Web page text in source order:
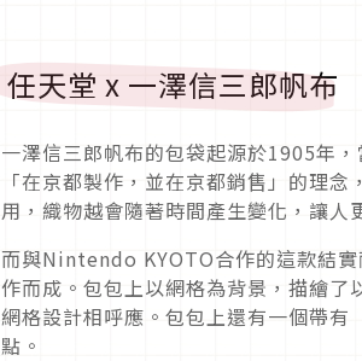
任天堂 x 一澤信三郎帆布
一澤信三郎帆布的包袋起源於1905年
「在京都製作，並在京都銷售」的理
用，織物越會隨著時間產生變化，讓人
而與Nintendo KYOTO合作的這款結
作而成。包包上以網格為背景，描繪
網格設計相呼應。包包上還有一個帶
點。